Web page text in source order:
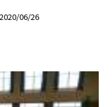
2020/06/26